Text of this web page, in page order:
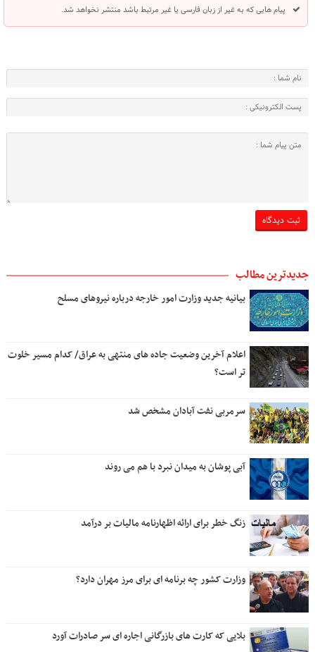
پیام هایی که به غیر از زبان فارسی یا غیر مرتبط باشد منتشر نخواهد شد.
جدیدترین مطالب
بیانیه جدید وزارت امور خارجه درباره نیروهای مسلح
اعلام آخرین وضعیت جاده های منتهی به عراق/ کدام مسیر خلوت
تر است؟
سرمربی نفت آبادان مشخص شد
آبی پوشان به میدان نبرد با هم می روند
زنگ خطر برای ارائه اظهارنامه مالیات بر درآمد
وزارت کشور چه برنامه ای برای مرز مهران دارد؟
بلایی که کارت های بازرگانی اجاره ای سر صادرات آورد